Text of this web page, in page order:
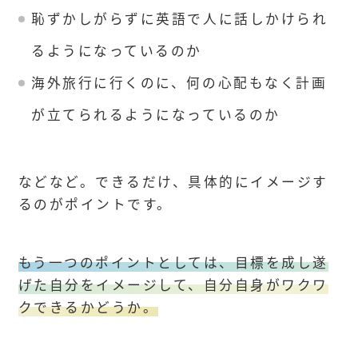
恥ずかしがらずに英語で人に話しかけられ
るようになっているのか
海外旅行に行くのに、何の心配もなく計画
が立てられるようになっているのか
などなど。できるだけ、具体的にイメージす
るのがポイントです。
もう一つのポイントとしては、目標を成し遂
げた自分をイメージして、自分自身がワクワ
クできるかどうか。